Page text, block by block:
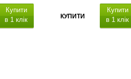
Купити
в 1 клік
КУПИТИ
Купити
в 1 клік